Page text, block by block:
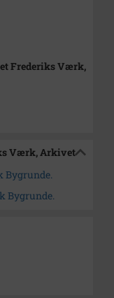
Frederiks Værk,
Værk, Arkivet
Bygrunde.